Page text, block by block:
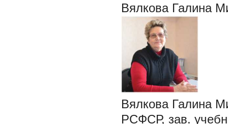
Вялкова Галина
Вялкова Галина
РСФСР, зав.